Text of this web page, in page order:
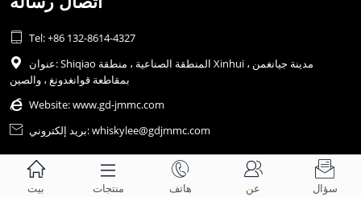
 Tel: +86 132-8614-4327

عنوان: Shiqiao المنطقة الصناعية ، منطقة Xinhui ، مدينة جيانغمن
بمقاطعة قوانغدونغ ، والصين
 Website:www.gd-jmmc.com
 بريد إلكتروني: whiskylee@gdjmmc.com

بيت

منتجات

هاتف

عن

سؤال